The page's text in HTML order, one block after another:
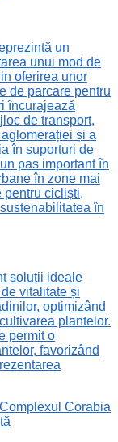
un
unui mod de
oferirea unor
de parcare pentru
încurajează
de transport,
și a
în suporturi de
pas important în
în zone mai
pentru cicliști,
în
soluții ideale
vitalitate și
optimizând
plantelor.
permit o
favorizând
Complexul Corabia